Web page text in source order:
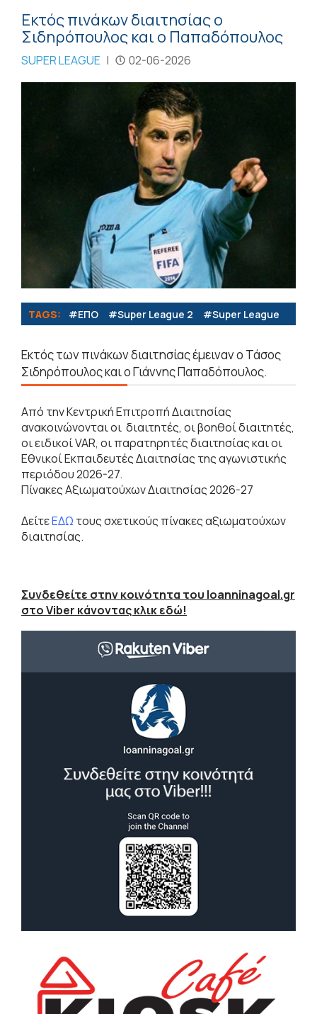
Εκτός πινάκων διαιτησίας ο
Σιδηρόπουλος και ο Παπαδόπουλος
SUPER LEAGUE | 02-06-2026
TAGS: #ΕΠΟ #Super League 2 #Super League
Εκτός των πινάκων διαιτησίας έμειναν ο Τάσος
Σιδηρόπουλος και ο Γιάννης Παπαδόπουλος.
Από την Kεντρική Eπιτροπή Διαιτησίας
ανακοινώνονται οι διαιτητές, οι βοηθοί διαιτητές,
οι ειδικοί VAR, οι παρατηρητές διαιτησίας και οι
Εθνικοί Εκπαιδευτές Διαιτησίας της αγωνιστικής
περιόδου 2026-27.
Πίνακες Αξιωματούχων Διαιτησίας 2026-27
ΔείτεΕΔΩ τους σχετικούς πίνακες αξιωματούχων
διαιτησίας.
Συνδεθείτε στην κοινότητα του Ioanninagoal.gr
στο Viber κάνοντας κλικ εδώ!